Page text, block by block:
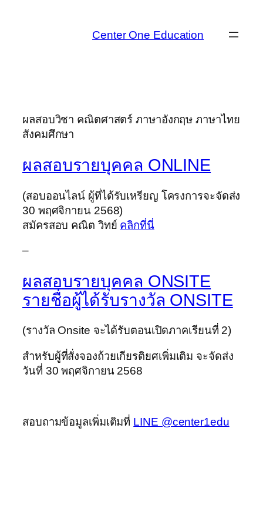
Center One Education
ผลสอบวิชา คณิตศาสตร์ ภาษาอังกฤษ ภาษาไทย
สังคมศึกษา
ผลสอบรายบุคคล ONLINE
(สอบออนไลน์ ผู้ที่ได้รับเหรียญ โครงการจะจัดส่ง
30 พฤศจิกายน 2568)
สมัครสอบ คณิต วิทย์ คลิกที่นี่
–
ผลสอบรายบุคคล ONSITE
รายชื่อผู้ได้รับรางวัล ONSITE
(รางวัล Onsite จะได้รับตอนเปิดภาคเรียนที่ 2)
สำหรับผู้ที่สั่งจองถ้วยเกียรติยศเพิ่มเติม จะจัดส่ง
วันที่ 30 พฤศจิกายน 2568
สอบถามข้อมูลเพิ่มเติมที่ LINE @center1edu